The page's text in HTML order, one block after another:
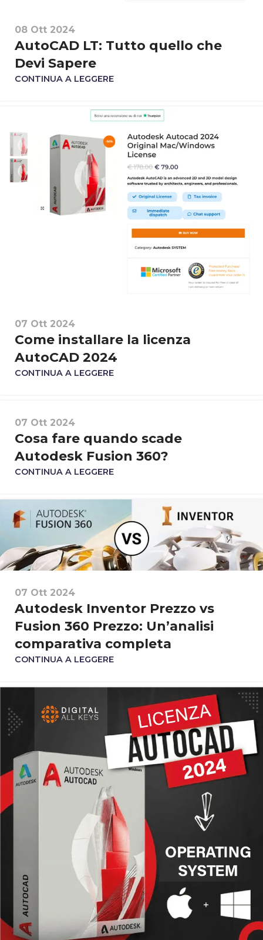
08 Ott 2024
AutoCAD LT: Tutto quello che
Devi Sapere
CONTINUA A LEGGERE
07 Ott 2024
Come installare la licenza
AutoCAD 2024
CONTINUA A LEGGERE
07 Ott 2024
Cosa fare quando scade
Autodesk Fusion 360?
CONTINUA A LEGGERE
07 Ott 2024
Autodesk Inventor Prezzo vs
Fusion 360 Prezzo: Un’analisi
comparativa completa
CONTINUA A LEGGERE